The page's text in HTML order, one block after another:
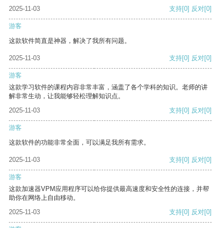
2025-11-03 支持[0] 反对[0]
游客
这款软件简直是神器，解决了我所有问题。
2025-11-03 支持[0] 反对[0]
游客
这款学习软件的课程内容非常丰富，涵盖了各个学科的知识。老师的讲
解非常生动，让我能够轻松理解知识点。
2025-11-03
支持[0] 反对[0]
游客
这款软件的功能非常全面，可以满足我所有需求。
2025-11-03 支持[0] 反对[0]
游客
这款加速器VPM应用程序可以给你提供最高速度和安全性的连接，并帮
助你在网络上自由移动。
2025-11-03
支持[0] 反对[0]